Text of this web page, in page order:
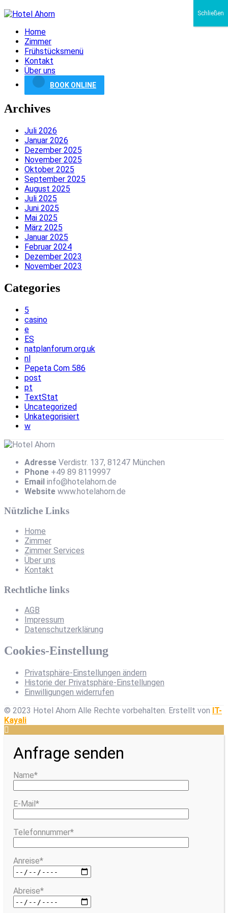
Home
Zimmer
Frühstücksmenü
Kontakt
Über uns
BOOK ONLINE
Archives
Juli 2026
Januar 2026
Dezember 2025
November 2025
Oktober 2025
September 2025
August 2025
Juli 2025
Juni 2025
Mai 2025
März 2025
Januar 2025
Februar 2024
Dezember 2023
November 2023
Categories
5
casino
e
ES
natplanforum.org.uk
nl
Pepeta Com 586
post
pt
TextStat
Uncategorized
Unkategorisiert
w
Adresse Verdistr. 137, 81247 München
Phone +49 89 8119997
Email info@hotelahorn.de
Website www.hotelahorn.de
Nützliche Links
Home
Zimmer
Zimmer Services
Über uns
Kontakt
Rechtliche links
AGB
Impressum
Datenschutzerklärung
Cookies-Einstellung
Privatsphäre-Einstellungen ändern
Historie der Privatsphäre-Einstellungen
Einwilligungen widerrufen
© 2023 Hotel Ahorn Alle Rechte vorbehalten. Erstellt von IT-
Kayali
Anfrage senden
Name*
E-Mail*
Telefonnummer*
Anreise*
Abreise*
Schließen